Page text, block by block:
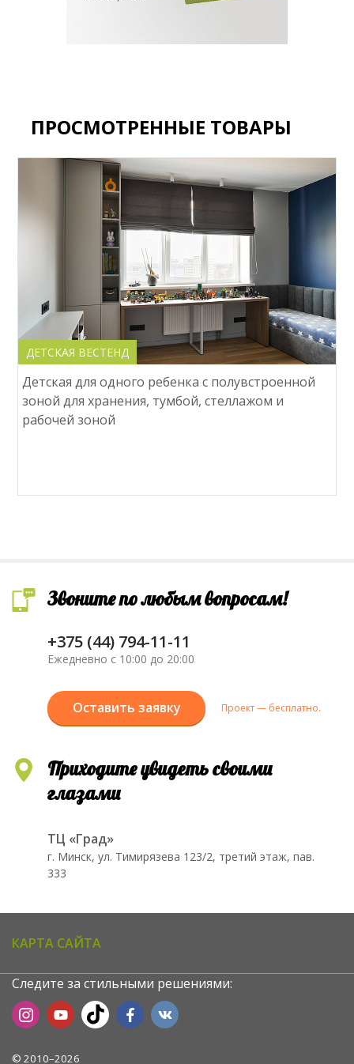
ПРОСМОТРЕННЫЕ ТОВАРЫ
ДЕТСКАЯ ВЕСТЕНД
Детская для одного ребенка с полувстроенной
зоной для хранения, тумбой, стеллажом и
рабочей зоной
Звоните по любым вопросам!
+375 (44) 794-11-11
Ежедневно с 10:00 до 20:00
Оставить заявку Проект — бесплатно.
Приходите увидеть своими
глазами
ТЦ «Град»
г. Минск, ул. Тимирязева 123/2, третий этаж, пав.
333
КАРТА САЙТА
Следите за стильными решениями:
© 2010–2026